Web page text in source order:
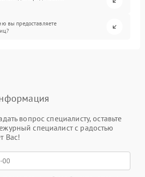
вы предоставляете
вопрос специалисту, оставьте
специалист с радостью
Вас!